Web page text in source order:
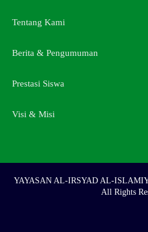
Tentang Kami
Berita & Pengumuman
Prestasi Siswa
Visi & Misi
YAYASAN AL-IRSYAD AL-
All Rights